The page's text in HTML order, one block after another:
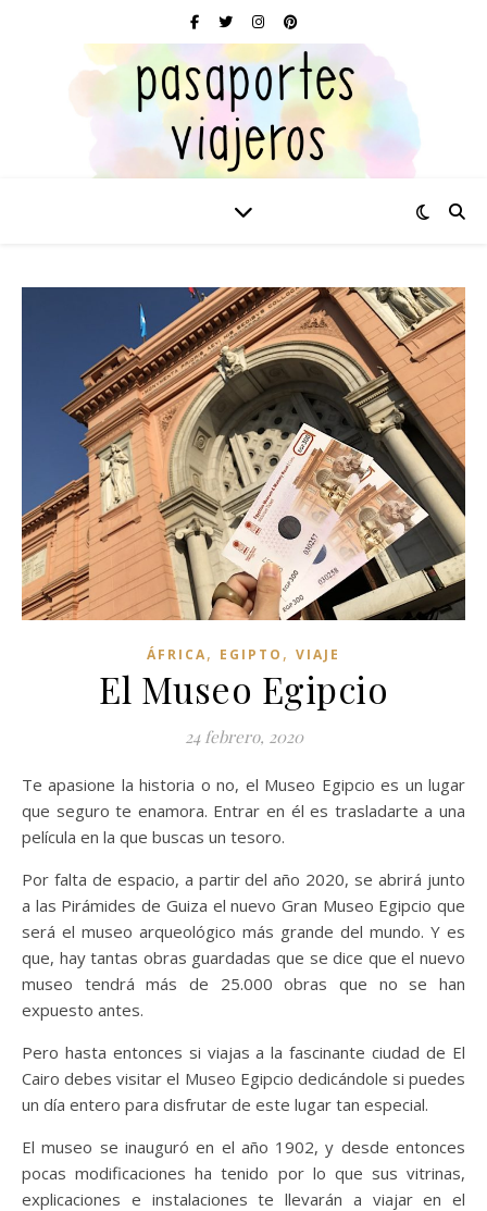
ÁFRICA, EGIPTO , VIAJE
El Museo Egipcio
24 febrero, 2020
Te apasione la historia o no, el Museo Egipcio es un lugar
que seguro te enamora. Entrar en él es trasladarte a una
película en la que buscas un tesoro.
Por falta de espacio, a partir del año 2020, se abrirá junto
a las Pirámides de Guiza el nuevo Gran Museo Egipcio que
será el museo arqueológico más grande del mundo. Y es
que, hay tantas obras guardadas que se dice que el nuevo
museo tendrá más de 25.000 obras que no se han
expuesto antes.
Pero hasta entonces si viajas a la fascinante ciudad de El
Cairo debes visitar el Museo Egipcio dedicándole si puedes
un día entero para disfrutar de este lugar tan especial.
El museo se inauguró en el año 1902, y desde entonces
pocas modificaciones ha tenido por lo que sus vitrinas,
explicaciones e instalaciones te llevarán a viajar en el